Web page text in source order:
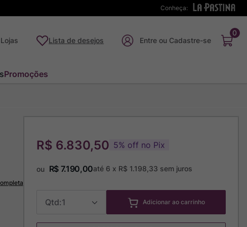
Conheça: FRETE GRÁTIS
Lista de desejos
0
Promoções
R$ 6.830,50 5% off no Pix
ou R$ 7.190,00até 6 x R$ 1.198,33 sem juros
1 Adicionar ao carrinho